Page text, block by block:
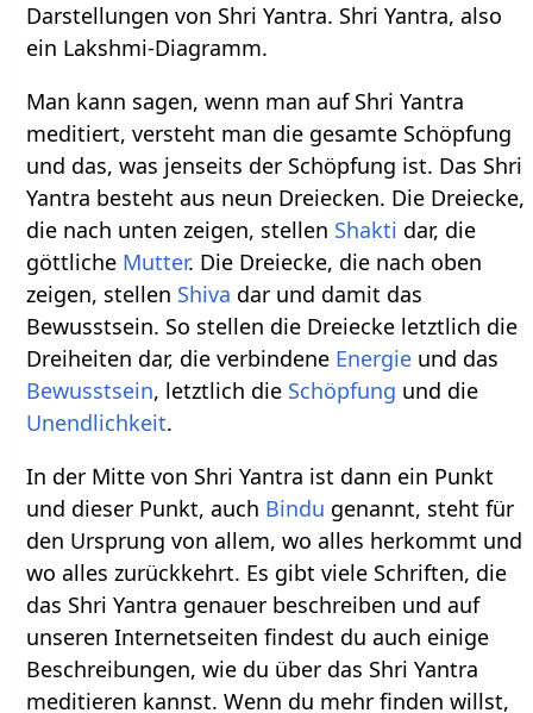
Darstellungen von Shri Yantra. Shri Yantra, also
ein Lakshmi-Diagramm.
Man kann sagen, wenn man auf Shri Yantra
meditiert, versteht man die gesamte Schöpfung
und das, was jenseits der Schöpfung ist. Das Shri
Yantra besteht aus neun Dreiecken. Die Dreiecke,
die nach unten zeigen, stellen Shakti dar, die
göttliche Mutter. Die Dreiecke, die nach oben
zeigen, stellen Shiva dar und damit das
Bewusstsein. So stellen die Dreiecke letztlich die
Dreiheiten dar, die verbindene Energie und das
Bewusstsein, letztlich die Schöpfung und die
Unendlichkeit.
In der Mitte von Shri Yantra ist dann ein Punkt
und dieser Punkt, auch Bindu genannt, steht für
den Ursprung von allem, wo alles herkommt und
wo alles zurückkehrt. Es gibt viele Schriften, die
das Shri Yantra genauer beschreiben und auf
unseren Internetseiten findest du auch einige
Beschreibungen, wie du über das Shri Yantra
meditieren kannst. Wenn du mehr finden willst,